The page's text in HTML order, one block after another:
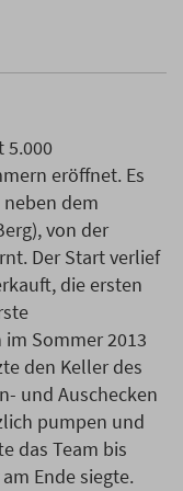
5.000
eröffnet. Es
dem
von der
Der Start verlief
die ersten
Sommer 2013
den Keller des
und Auschecken
pumpen und
das Team bis
Ende siegte.